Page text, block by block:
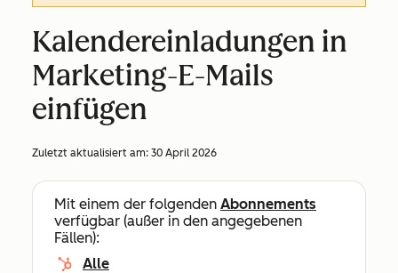
Kalendereinladungen in
Marketing-E-Mails
einfügen
Zuletzt aktualisiert am: 30 April 2026
Mit einem der folgenden Abonnements
verfügbar (außer in den angegebenen
Fällen):
Alle